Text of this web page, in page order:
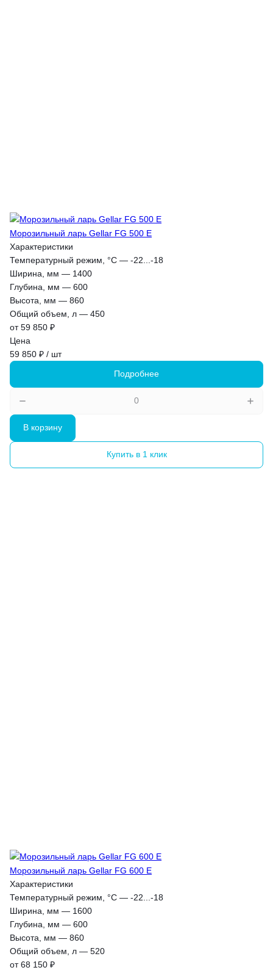
Морозильный ларь Gellar FG 500 E
Характеристики
Температурный режим, °С — -22...-18
Ширина, мм — 1400
Глубина, мм — 600
Высота, мм — 860
Общий объем, л — 450
от 59 850 ₽
Цена
59 850 ₽ / шт
Подробнее
В корзину
Купить в 1 клик
Морозильный ларь Gellar FG 600 E
Характеристики
Температурный режим, °С — -22...-18
Ширина, мм — 1600
Глубина, мм — 600
Высота, мм — 860
Общий объем, л — 520
от 68 150 ₽